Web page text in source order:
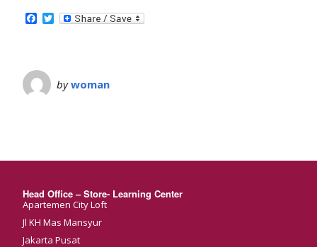
Facebook
Twitter
bywoman
Head Office – Store- Learning Center
Apartemen City Loft
Jl KH Mas Mansyur
Jakarta Pusat